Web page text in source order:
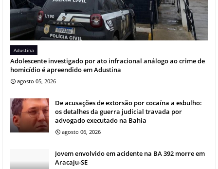
Adustina
Adolescente investigado por ato infracional análogo ao crime de
homicídio é apreendido em Adustina
agosto 05, 2026
De acusações de extorsão por cocaína a esbulho:
os detalhes da guerra judicial travada por
advogado executado na Bahia
agosto 06, 2026
Jovem envolvido em acidente na BA 392 morre em
Aracaju-SE